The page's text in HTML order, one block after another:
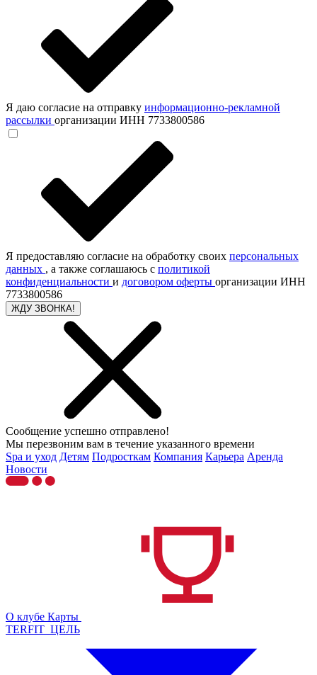
Я даю согласие на отправку информационно-рекламной
рассылки организации ИНН 7733800586
Я предоставляю согласие на обработку своих персональных
данных , а также соглашаюсь с политикой
конфиденциальности и договором оферты организации ИНН
7733800586
ЖДУ ЗВОНКА!
Сообщение успешно отправлено!
Мы перезвоним вам в течение указанного времени
Spa и уход Детям Подросткам Компания Карьера Аренда
Новости
О клубе Карты
TERFIT_ЦЕЛЬ